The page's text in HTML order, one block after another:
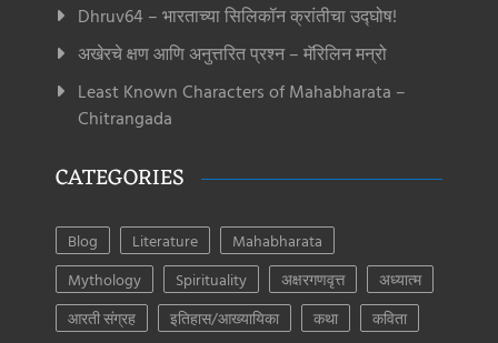
Dhruv64 – भारताच्या सिलिकॉन क्रांतीचा उद्घोष!
अखेरचे क्षण आणि अनुत्तरित प्रश्न – मॅरिलिन मन्रो
Least Known Characters of Mahabharata –
Chitrangada
CATEGORIES
Blog Literature
Mahabharata
Mythology
Spirituality अक्षरगणवृत्त
अध्यात्म
आरती संग्रह
इतिहास/आख्यायिका कथा
कविता